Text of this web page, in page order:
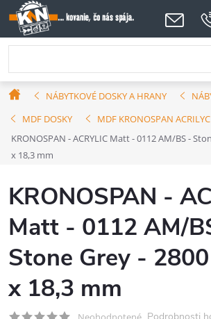
Prejsť
na
obsah
DomovNÁBYTKOVÉ DOSKY A HRANY
MDF DOSKY
MDF KRONOSPAN
KRONOSPAN - ACRYLIC Matt - 0112 AM/BS -
x 18,3 mm
KRONOSPAN -
Matt - 0112 AM/
Stone Grey -
x 18,3 mm